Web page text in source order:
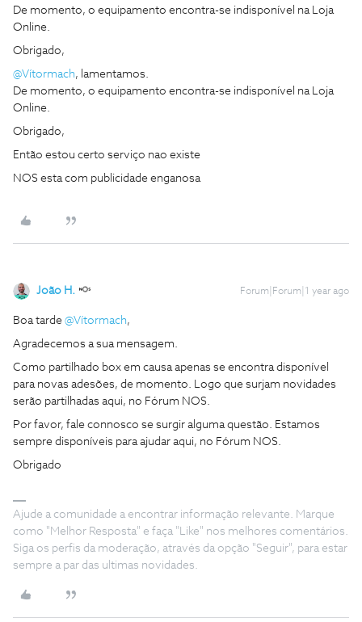
De momento, o equipamento encontra-se indisponível na Loja
Online.
Obrigado,
@Vítormach, lamentamos.
De momento, o equipamento encontra-se indisponível na Loja
Online.
Obrigado,
Então estou certo serviço nao existe
NOS esta com publicidade enganosa
João H. Forum|Forum|1 year ago
Boa tarde @Vítormach,
Agradecemos a sua mensagem.
Como partilhado box em causa apenas se encontra disponível
para novas adesões, de momento. Logo que surjam novidades
serão partilhadas aqui, no Fórum NOS.
Por favor, fale connosco se surgir alguma questão. Estamos
sempre disponíveis para ajudar aqui, no Fórum NOS.
Obrigado
Ajude a comunidade a encontrar informação relevante. Marque
como "Melhor Resposta" e faça "Like" nos melhores comentários.
Siga os perfis da moderação, através da opção "Seguir", para estar
sempre a par das ultimas novidades.